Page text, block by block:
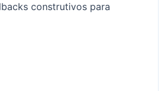
construtivos para